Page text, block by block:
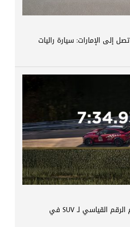
تويوتا GR Yaris 2026 تصل إلى الإمارات: سيارة راليات
Xiaomi YU7 GT تحطّم الرقم القياسي لـ SUV في